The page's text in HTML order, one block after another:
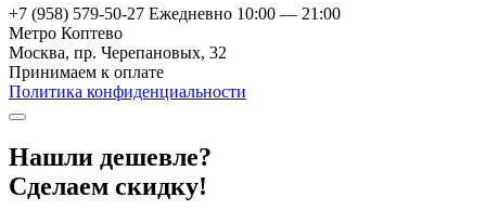
+7 (958) 579-50-27 Ежедневно 10:00 — 21:00
Метро Коптево
Москва, пр. Черепановых, 32
Принимаем к оплате
Политика конфиденциальности
Нашли дешевле?
Сделаем скидку!